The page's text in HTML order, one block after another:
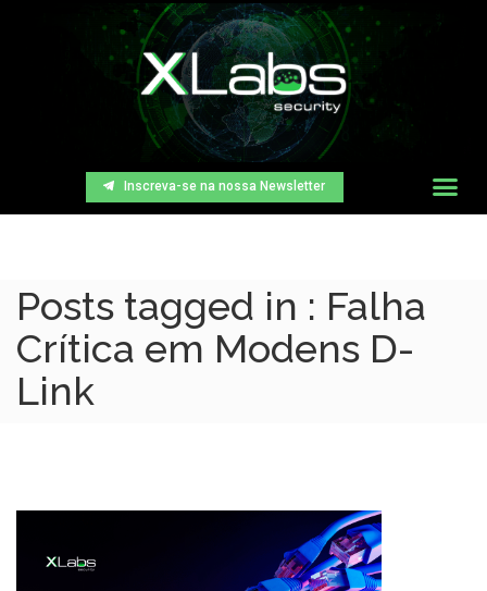
Inscreva-se na nossa Newsletter
Posts tagged in : Falha
Crítica em Modens D-
Link